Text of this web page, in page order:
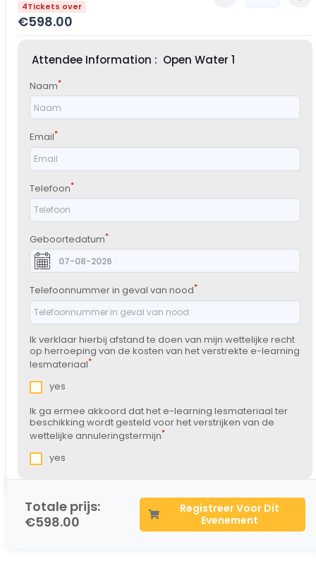
4Tickets over
€598.00
Attendee Information : Open Water 1
Naam*
Email*
Telefoon*
Geboortedatum*
Telefoonnummer in geval van nood*
Ik verklaar hierbij afstand te doen van mijn wettelijke recht
op herroeping van de kosten van het verstrekte e-learning
lesmateriaal*
yes
Ik ga ermee akkoord dat het e-learning lesmateriaal ter
beschikking wordt gesteld voor het verstrijken van de
wettelijke annuleringstermijn*
yes
Totale prijs:
€598.00
Registreer Voor Dit
Evenement